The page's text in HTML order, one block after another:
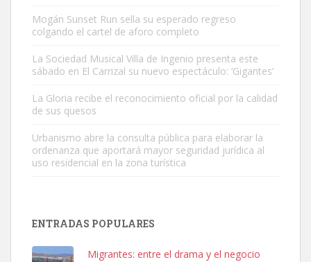
Gato manso encontrado
Este gato macho ha aparecido en la calle hace menos de un mes,
es muy manso y extremadamente cari...
Leales.org » Gran Canaria
Mogán Sunset Run sella su esperado regreso
colgando el cartel de aforo completo
La Sociedad Musical Villa de Ingenio presenta este
sábado en El Carrizal su nuevo espectáculo: ‘Gigantes’
La Gloria recibe el reconocimiento oficial por la calidad
de sus quesos
Urbanismo abre la consulta pública para elaborar la
ordenanza que aportará mayor seguridad jurídica al
uso residencial en la zona turística
ENTRADAS POPULARES
Migrantes: entre el drama y el negocio